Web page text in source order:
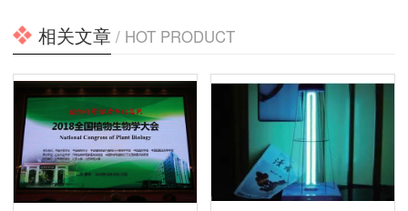
相关文章 / HOT PRODUCT